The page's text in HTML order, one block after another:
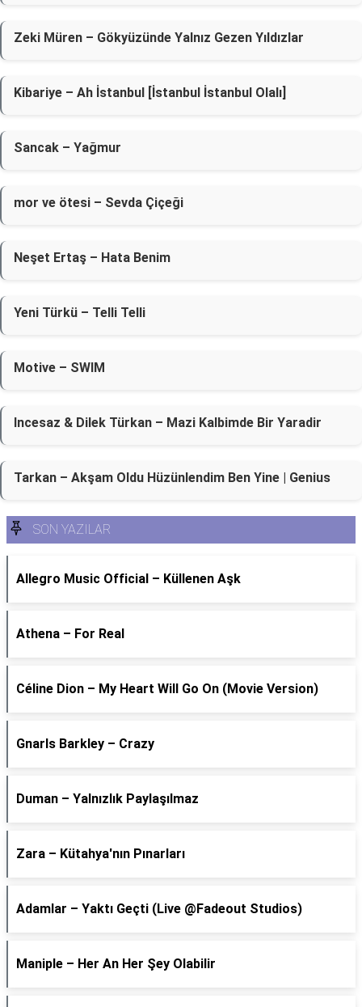
Zeki Müren – Gökyüzünde Yalnız Gezen Yıldızlar
Kibariye – Ah İstanbul [İstanbul İstanbul Olalı]
Sancak – Yağmur
​mor ve ötesi – Sevda Çiçeği
Neşet Ertaş – Hata Benim
Yeni Türkü – Telli Telli
Motive – SWIM
Incesaz & Dilek Türkan – Mazi Kalbimde Bir Yaradir
Tarkan – Akşam Oldu Hüzünlendim Ben Yine | Genius
SON YAZILAR
Allegro Music Official – Küllenen Aşk
Athena – For Real
Céline Dion – My Heart Will Go On (Movie Version)
Gnarls Barkley – Crazy
Duman – Yalnızlık Paylaşılmaz
Zara – Kütahya'nın Pınarları
Adamlar – Yaktı Geçti (Live @Fadeout Studios)
Maniple – Her An Her Şey Olabilir